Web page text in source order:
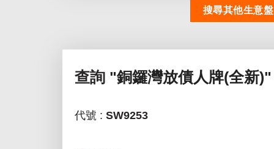
搜尋其他生意盤
查詢 "銅鑼灣放債人牌(全新)"
代號 : SW9253